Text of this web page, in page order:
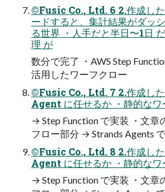
©Fusic Co., Ltd. 6 2.作成し
ードすると、集計結果がダッ
る世界 ・人手だと半日〜1日
理 が
数分で完了 ・AWS Step
活用したワーフクロー
©Fusic Co., Ltd. 7 2.作成し
Agent に任せるか ・静的なワ
→ Step Function で実装 ・文章
フロー部分 → Strands Agents
©Fusic Co., Ltd. 8 2.作成し
Agent に任せるか ・静的なワ
→ Step Function で実装 ・文章